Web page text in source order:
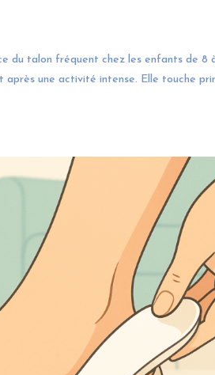
du talon fréquent chez les enfants de 8
une activité intense. Elle touche